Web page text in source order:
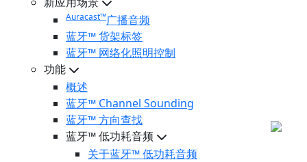
Auracast™广播音频
蓝牙™ 货架标签
蓝牙™ 网络化照明控制
功能
概述
蓝牙™ Channel Sounding
蓝牙™ 方向查找
蓝牙™ 低功耗音频
关于蓝牙™ 低功耗音频